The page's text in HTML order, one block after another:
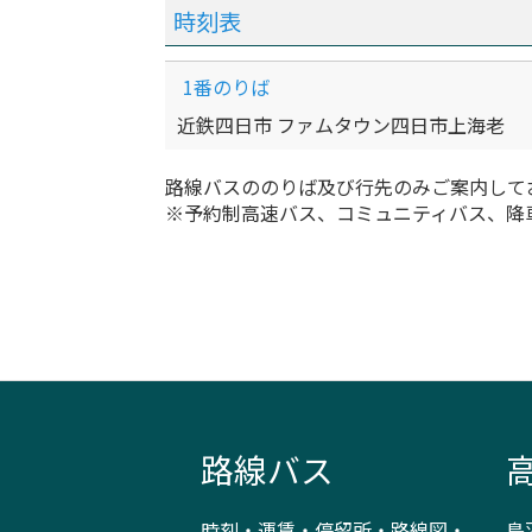
時刻表
1番のりば
近鉄四日市 ファムタウン四日市上海老
路線バスののりば及び行先のみご案内して
※予約制高速バス、コミュニティバス、
路線バス